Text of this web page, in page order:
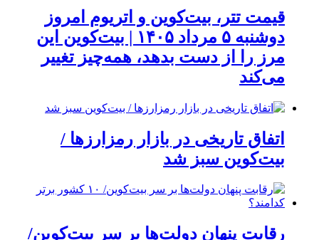
قیمت تتر، بیت‌کوین و اتریوم امروز
دوشنبه ۵ مرداد ۱۴۰۵ | بیت‌کوین این
مرز را از دست بدهد، همه‌چیز تغییر
می‌کند
اتفاق تاریخی در بازار رمزارزها /
بیت‌کوین سبز شد
رقابت پنهان دولت‌ها بر سر بیت‌کوین/